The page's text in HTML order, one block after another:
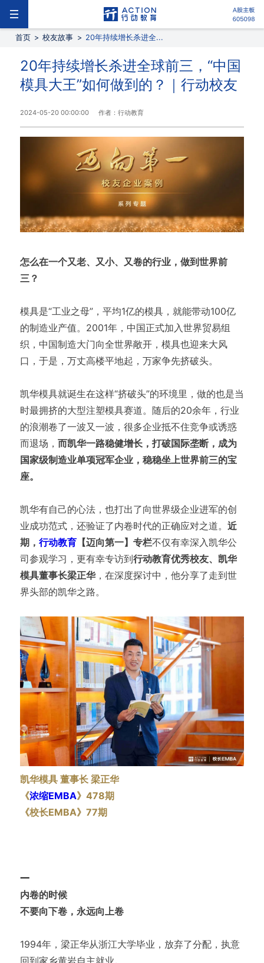
首页 > 校友故事 > 20年持续增长杀进全...
20年持续增长杀进全球前三，“中国
模具大王”如何做到的？｜行动校友
2024-05-20 00:00:00 作者：行动教育
怎么在一个又老、又小、又卷的行业，做到世界前
三？
模具是“工业之母”，平均1亿的模具，就能带动100亿
的制造业产值。2001年，中国正式加入世界贸易组
织，中国制造大门向全世界敞开，模具也迎来大风
口，于是，万丈高楼平地起，万家争先挤破头。
凯华模具就诞生在这样“挤破头”的环境里，做的也是当
时最拥挤的大型注塑模具赛道。随后的20余年，行业
的浪潮卷了一波又一波，很多企业抵不住竞争或诱惑
而退场， 而凯华一路稳健增长，打破国际垄断，成为
国家级制造业单项冠军企业，稳稳坐上世界前三的宝
座。
凯华有自己的心法，也打出了向世界级企业进军的创
业成功范式，还验证了内卷时代的正确应对之道。 近
期， 行动教育【迈向第一】专栏不仅有幸深入凯华公
司参观学习，更有幸专访到行动教育优秀校友、凯华
模具董事长梁正华，在深度探讨中，他分享了走到世
界头部的凯华之路。
凯华模具 董事长 梁正华
《浓缩EMBA》478期
《校长EMBA》77期
一
内卷的时候
不要向下卷，永远向上卷
1994年，梁正华从浙江大学毕业，放弃了分配，执意
回到家乡黄岩自主就业。